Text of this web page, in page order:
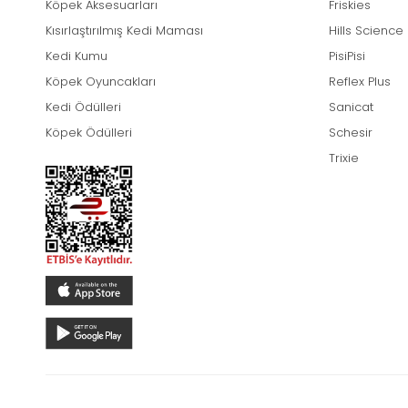
Köpek Aksesuarları
Kısırlaştırılmış Kedi Maması
Kedi Kumu
Köpek Oyuncakları
Kedi Ödülleri
Köpek Ödülleri
Friskies
Hills Science
PisiPisi
Reflex Plus
Sanicat
Schesir
Trixie